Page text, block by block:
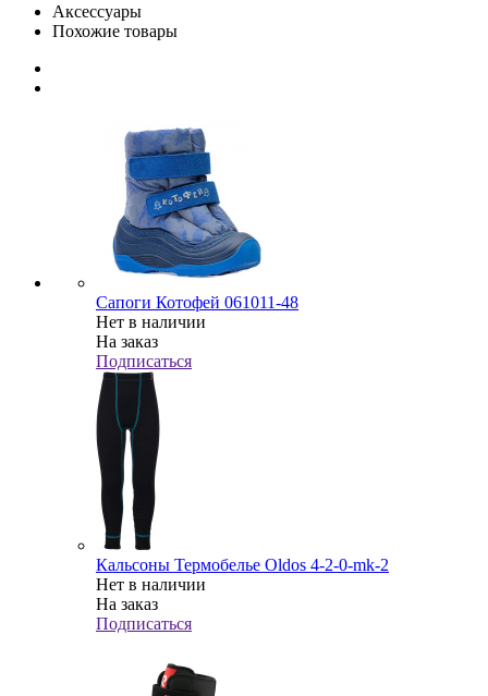
Аксессуары
Похожие товары
Сапоги Котофей 061011-48
Нет в наличии
На заказ
Подписаться
Кальсоны Термобелье Oldos 4-2-0-mk-2
Нет в наличии
На заказ
Подписаться